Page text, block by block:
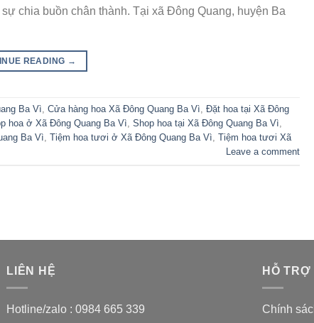
chia buồn chân thành. Tại xã Đông Quang, huyện Ba
READING →
Ba Vì, Cửa hàng hoa Xã Đông Quang Ba Vì, Đặt hoa tại Xã Đông
hoa ở Xã Đông Quang Ba Vì, Shop hoa tại Xã Đông Quang Ba Vì,
Ba Vì, Tiệm hoa tươi ở Xã Đông Quang Ba Vì, Tiệm hoa tươi Xã
Leave a comment
LIÊN HỆ
Hotline/zalo : 0984 665 339
HỖ
Chính